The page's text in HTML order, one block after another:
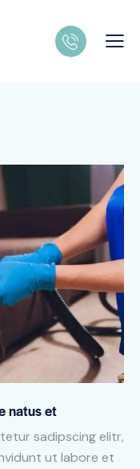
natus et
sadipscing elitr,
ut labore et